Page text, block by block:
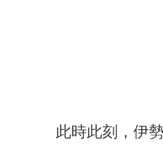
此時此刻，伊